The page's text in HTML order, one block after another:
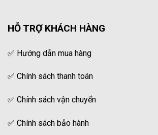
HỖ TRỢ KHÁCH HÀNG
✅ Hướng dẫn mua hàng
✅ Chính sách thanh toán
✅ Chính sách vận chuyển
✅ Chính sách bảo hành